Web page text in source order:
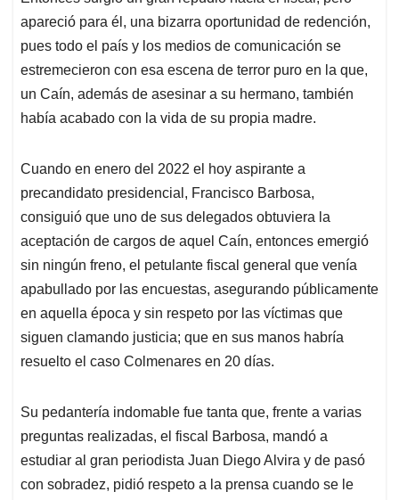
apareció para él, una bizarra oportunidad de redención,
pues todo el país y los medios de comunicación se
estremecieron con esa escena de terror puro en la que,
un Caín, además de asesinar a su hermano, también
había acabado con la vida de su propia madre.
Cuando en enero del 2022 el hoy aspirante a
precandidato presidencial, Francisco Barbosa,
consiguió que uno de sus delegados obtuviera la
aceptación de cargos de aquel Caín, entonces emergió
sin ningún freno, el petulante fiscal general que venía
apabullado por las encuestas, asegurando públicamente
en aquella época y sin respeto por las víctimas que
siguen clamando justicia; que en sus manos habría
resuelto el caso Colmenares en 20 días.
Su pedantería indomable fue tanta que, frente a varias
preguntas realizadas, el fiscal Barbosa, mandó a
estudiar al gran periodista Juan Diego Alvira y de pasó
con sobradez, pidió respeto a la prensa cuando se le